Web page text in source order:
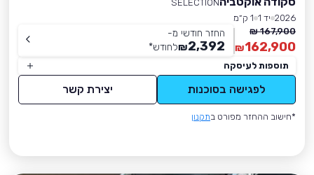
SELECTION
2026 יד 1
1 ק״מ
167,900 ₪
162,900
₪
החזר חודשי מ-
2,392
₪לחודש*
תוספות לעיסקה
לפגישה בסוכנות יצירת קשר
*חישוב ההחזר מפורט בתקנון